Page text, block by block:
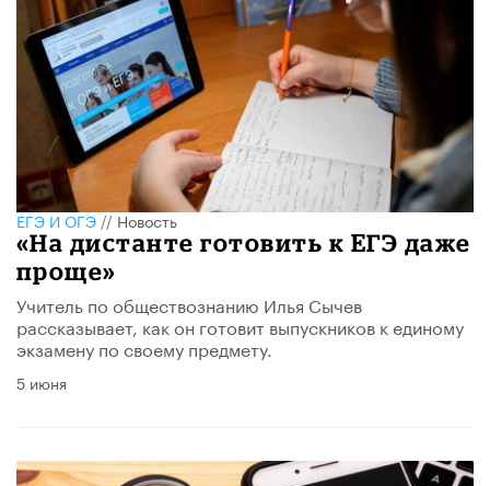
ЕГЭ И ОГЭ//Новость
«На дистанте готовить к ЕГЭ даже
проще»
Учитель по обществознанию Илья Сычев
рассказывает, как он готовит выпускников к единому
экзамену по своему предмету.
5 июня